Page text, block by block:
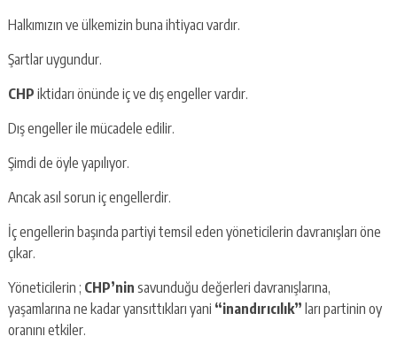
Halkımızın ve ülkemizin buna ihtiyacı vardır.
Şartlar uygundur.
CHP iktidarı önünde iç ve dış engeller vardır.
Dış engeller ile mücadele edilir.
Şimdi de öyle yapılıyor.
Ancak asıl sorun iç engellerdir.
İç engellerin başında partiyi temsil eden yöneticilerin davranışları öne
çıkar.
Yöneticilerin ; CHP’nin savunduğu değerleri davranışlarına,
yaşamlarına ne kadar yansıttıkları yani “inandırıcılık” ları partinin oy
oranını etkiler.